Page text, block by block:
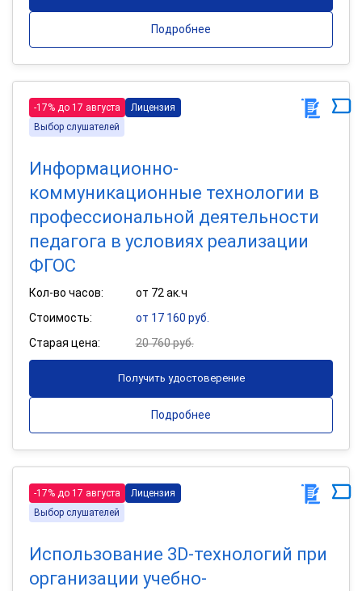
Подробнее
-17% до 17 августа
Лицензия
Выбор слушателей
Информационно-
коммуникационные технологии в
профессиональной деятельности
педагога в условиях реализации
ФГОС
Кол-во часов:
от 72 ак.ч
Стоимость:
от 17 160 руб.
Старая цена:
20 760 руб.
Получить удостоверение
Подробнее
-17% до 17 августа
Лицензия
Выбор слушателей
Использование 3D-технологий при
организации учебно-